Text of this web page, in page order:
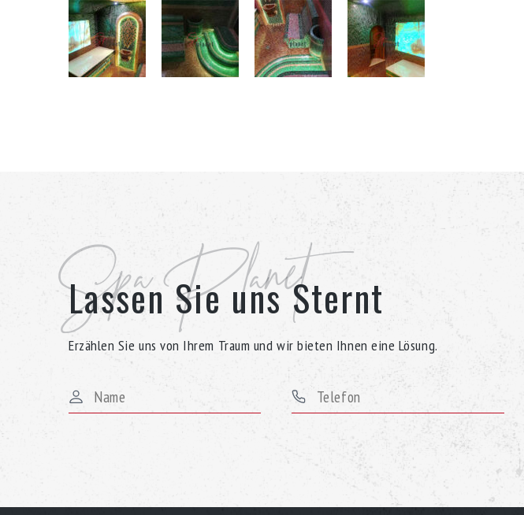
Spa Planet
Lassen Sie uns Sternt
Erzählen Sie uns von Ihrem Traum und wir bieten Ihnen eine Lösung.